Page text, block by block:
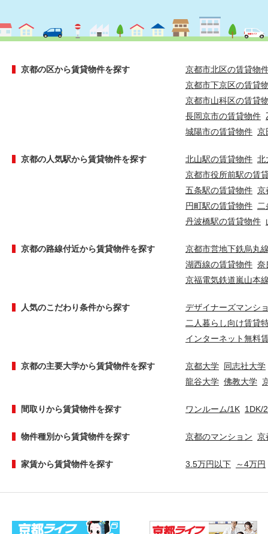
京都の区から賃貸物件を探す
京都市北区の賃貸物
京都市下京区の賃貸
京都市山科区の賃貸
長岡京市の賃貸物件
城陽市の賃貸物件 京
京都の人気駅から賃貸物件を探す 北山駅の賃貸物件 北
京都市役所前駅の賃
五条駅の賃貸物件 京
円町駅の賃貸物件
丹波橋駅の賃貸物件
京都の路線付近から賃貸物件を探す
京都市営地下鉄烏丸
湖西線の賃貸物件 奈
京福電気鉄道嵐山本
人気のこだわり条件から探す
デザイナーズマンシ
二人暮らし向け賃貸
インターネット無料
京都の主要大学から賃貸物件を探す 京都大学 同志社大学
龍谷大学 佛教大学
間取りから賃貸物件を探す ワンルーム/1K 1DK/
物件種別から賃貸物件を探す 京都のマンション 京
家賃から賃貸物件を探す 3.5万円以下 ～4万円